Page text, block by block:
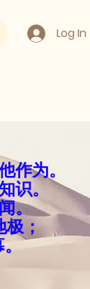
Log In
作为。
识。
。
极；
。